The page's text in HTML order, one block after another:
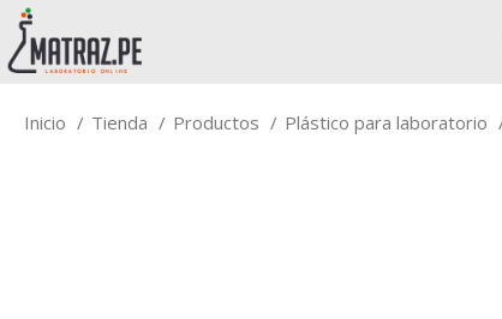
Inicio Tienda Productos Plástico para laboratorio